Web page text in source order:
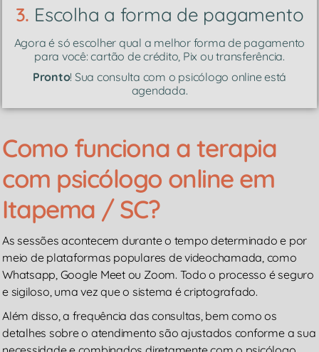
3. Escolha a forma de pagamento
Agora é só escolher qual a melhor forma de pagamento
para você: cartão de crédito, Pix ou transferência.
Pronto! Sua consulta com o psicólogo online está
agendada.
Como funciona a terapia
com psicólogo online em
Itapema / SC?
As sessões acontecem durante o tempo determinado e por
meio de plataformas populares de videochamada, como
Whatsapp, Google Meet ou Zoom. Todo o processo é seguro
e sigiloso, uma vez que o sistema é criptografado.
Além disso, a frequência das consultas, bem como os
detalhes sobre o atendimento são ajustados conforme a sua